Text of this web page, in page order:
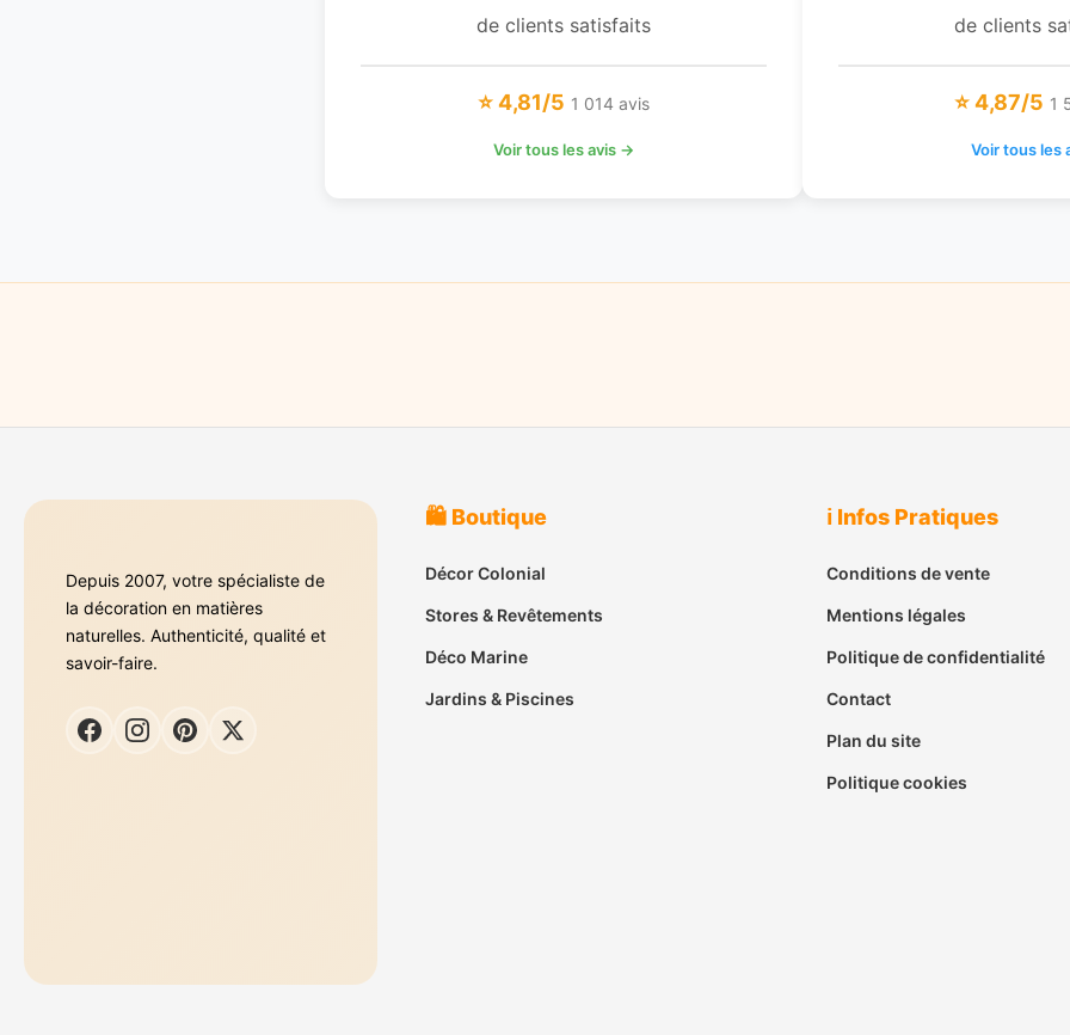
de clients satisfaits
⭐ 4,81/5 1 014 avis
Voir tous les avis →
de clients
⭐ 4,87/5 1
Voir tous les
Depuis 2007, votre spécialiste de
la décoration en matières
naturelles. Authenticité, qualité et
savoir-faire.
🛍️ Boutique
Décor Colonial
Stores & Revêtements
Déco Marine
Jardins & Piscines
ℹ️ Infos Pratiques
Conditions de vente
Mentions légales
Politique de confidentialité
Contact
Plan du site
Politique cookies